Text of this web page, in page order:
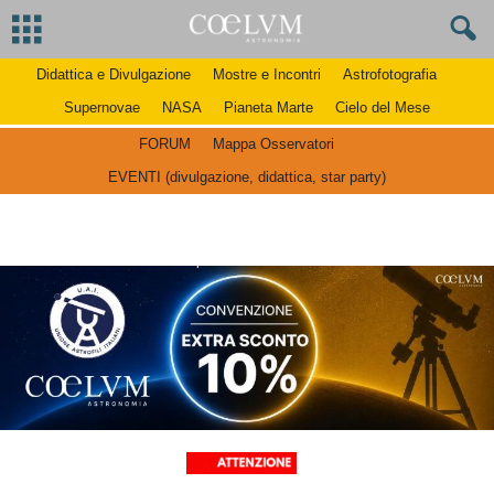
Didattica e Divulgazione Mostre e Incontri
Astrofotografia
Supernovae
NASA Pianeta Marte Cielo del Mese
FORUM
Mappa Osservatori
EVENTI (divulgazione, didattica, star party)